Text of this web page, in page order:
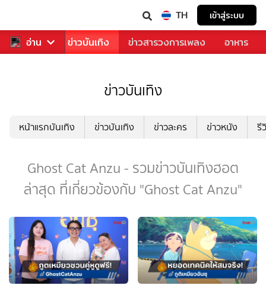
TH เข้าสู่ระบบ
อ่าน
ฬา ข่าว ข่าวบันเทิง ข่าวสารวงการเพลง อาหาร
ข่าวบันเทิง
หน้าแรกบันเทิง ข่าวบันเทิง ข่าวละคร ข่าวหนัง รี
Ghost Cat Anzu - รวมข่าวบันเทิงฮอต
ล่าสุด ที่เกี่ยวข้องกับ "Ghost Cat Anzu"